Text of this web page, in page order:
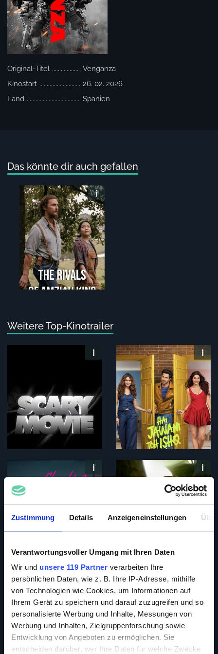
Zustimmung Details Anzeigeneinstellungen
Verantwortungsvoller Umgang mit Ihren Daten
Wir und unsere 119 Partner verarbeiten Ihre
persönlichen Daten, wie z. B. Ihre IP-Adresse, mithilfe
von Technologien wie Cookies, um Informationen auf
Ihrem Gerät zu speichern und darauf zuzugreifen und so
personalisierte Werbung und Inhalte, Messungen von
Werbung und Inhalten, Zielgruppenforschung sowie
Entwicklung von Angeboten zu ermöglichen. Sie
entscheiden darüber, wer Ihre Daten für welche Zwecke
Original-Titel
Venganza
Kinostart
26. 02. 2026
Land
Spanien
Das könnte dir auch gefallen
Weitere Top-Kinotrailer